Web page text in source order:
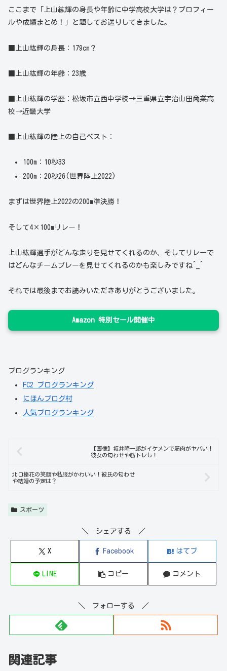
ここまで「上山紘輝の身長や年齢に中学高校大学は？プロフィー
ルや成績まとめ！」と題してお送りしてきました。
■上山紘輝の身長：179cm？
■上山紘輝の年齢：23歳
■上山紘輝の学歴：松坂市立西中学校→三重県立宇治山田商業高
校→近畿大学
■上山紘輝の陸上の自己ベスト：
100m：10秒33
200m：20秒26(世界陸上2022)
まずは世界陸上2022の200m準決勝！
そして4×100mリレー！
上山紘輝選手がどんな走りを見せてくれるのか、そしてリレーで
はどんなチームプレーを見せてくれるのかも楽しみですね^_^
それでは最後までお読みいただきありがとうございました。
Amazon 特別セール開催中
ブログランキング
FC2 ブログランキング
にほんブログ村
人気ブログランキング
【画像】坂井隆一郎がイケメンで筋肉がヤバい！
彼女の匂わせや筋トレも！
北口榛花の笑顔や私服がかわいい！彼氏の匂わせ
や結婚の予定は？
スポーツ
＼ シェアする ／
X Facebook はてブ
LINE コピー コメント
＼ フォローする ／
関連記事